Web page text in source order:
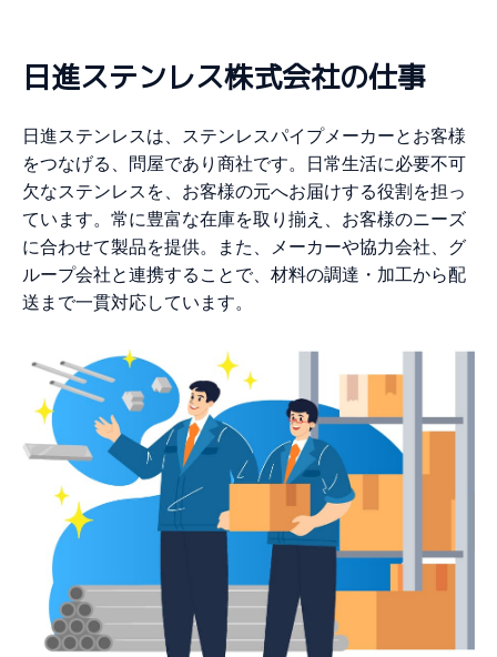
日進ステンレス株式会社の仕事
日進ステンレスは、ステンレスパイプメーカーとお客様
をつなげる、問屋であり商社です。日常生活に必要不可
欠なステンレスを、お客様の元へお届けする役割を担っ
ています。常に豊富な在庫を取り揃え、お客様のニーズ
に合わせて製品を提供。また、メーカーや協力会社、グ
ループ会社と連携することで、材料の調達・加工から配
送まで一貫対応しています。